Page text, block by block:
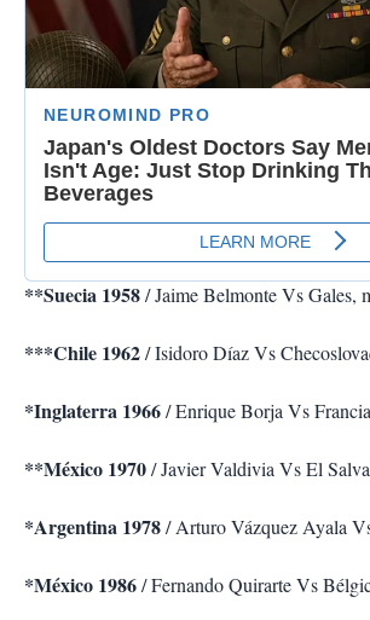
**Suecia 1958/ Jaime Belmonte Vs Gales,
***Chile 1962/ Isidoro Díaz Vs
*Inglaterra 1966/ Enrique Borja Vs
**México 1970/ Javier Valdivia Vs El
*Argentina 1978/ Arturo Vázquez Ayala
*México 1986/ Fernando Quirarte Vs